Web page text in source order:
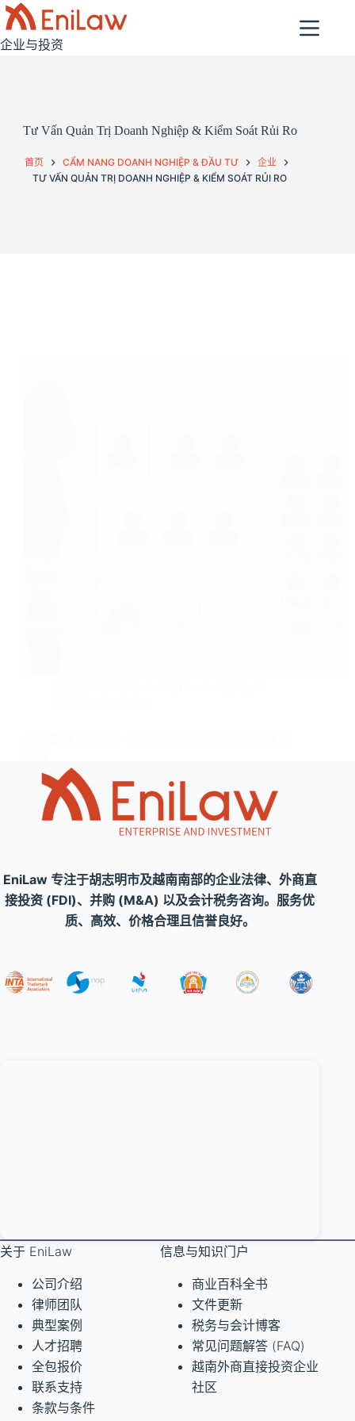
跳
过
内
企业与投资
Tư Vấn Quản Trị Doanh Nghiệp & Kiểm Soát Rủi Ro
首页 CẨM NANG DOANH NGHIỆP & ĐẦU TƯ
企业
TƯ VẤN QUẢN TRỊ DOANH NGHIỆP & KIỂM SOÁT RỦI RO
Trong kỷ nguyên kinh tế đầy biến động, …
EniLaw 专注于胡志明市及越南南部的企业法律、外商直
接投资 (FDI)、并购 (M&A) 以及会计税务咨询。服务优
质、高效、价格合理且信誉良好。
关于 EniLaw
公司介绍
律师团队
典型案例
人才招聘
全包报价
联系支持
条款与条件
信息与知识门户
商业百科全书
文件更新
税务与会计博客
常见问题解答 (FAQ)
越南外商直接投资企业
社区